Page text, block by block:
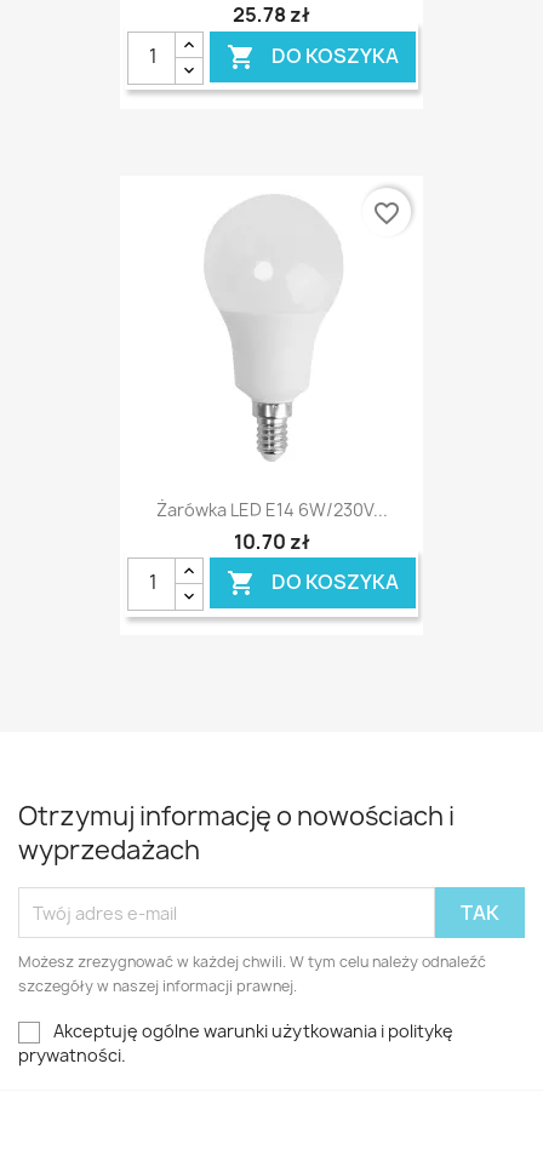
25,78 zł
 DO KOSZYKA
Żarówka LED E14 6W/230V...
10,70 zł
 DO KOSZYKA
favorite_border
Otrzymuj informację o nowościach i
wyprzedażach
Możesz zrezygnować w każdej chwili. W tym celu należy odnaleźć
szczegóły w naszej informacji prawnej.
Akceptuję ogólne warunki użytkowania i politykę
prywatności.